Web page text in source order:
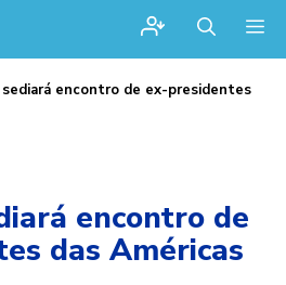
sediará encontro de ex-presidentes
encontro de
das Américas